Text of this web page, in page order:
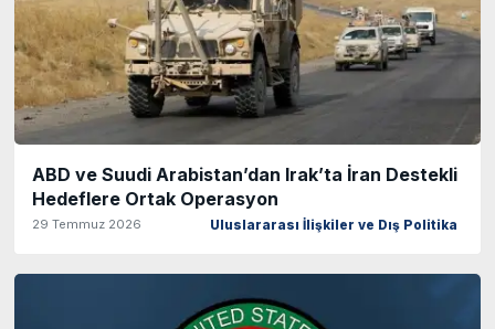
ABD ve Suudi Arabistan’dan Irak’ta İran Destekli
Hedeflere Ortak Operasyon
29 Temmuz 2026 Uluslararası İlişkiler ve Dış Politika